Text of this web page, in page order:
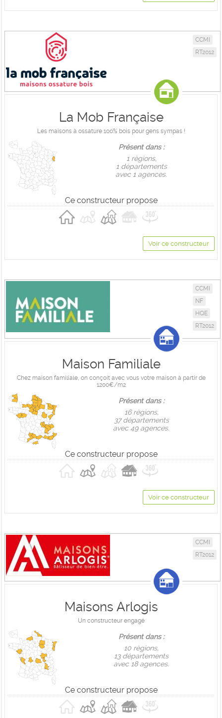
CCMI
RT2012
La Mob Française
Les maisons à ossature 100% bois pour gens sympas !
Présent dans :
1 règions,
1 départements
avec 1 agences.
Ce constructeur propose
Voir ce constructeur
CCMI
NF
HQE
RT2012
Maison Familiale
Chez maison familiale, on conçoit avec vous votre maison à partir de
1200€/m2
Présent dans :
16 règions,
37 départements
avec 49 agences.
Ce constructeur propose
Voir ce constructeur
CCMI
RT2012
Maisons Arlogis
Un constructeur engagé
Présent dans :
10 règions,
13 départements
avec 18 agences.
Ce constructeur propose